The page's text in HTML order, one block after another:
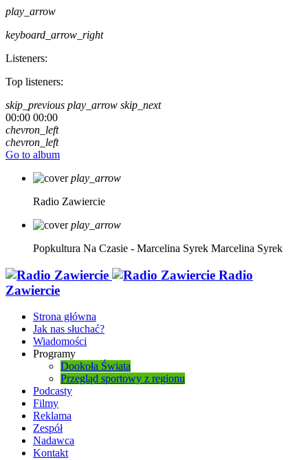
play_arrow
keyboard_arrow_right
Listeners:
Top listeners:
skip_previous play_arrow skip_next
00:00 00:00
chevron_left
chevron_left
Go to album
play_arrow
Radio Zawiercie
play_arrow
Popkultura Na Czasie - Marcelina Syrek Marcelina Syrek
Radio
Zawiercie
Strona główna
Jak nas słuchać?
Wiadomości
Programy
Dookoła Świata
Przegląd sportowy z regionu
Podcasty
Filmy
Reklama
Zespół
Nadawca
Kontakt